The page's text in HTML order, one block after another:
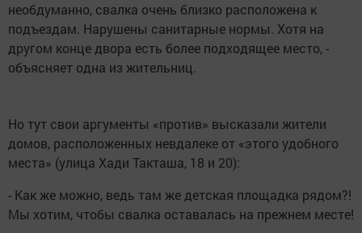
необдуманно, свалка очень близко расположена к
подъездам. Нарушены санитарные нормы. Хотя на
другом конце двора есть более подходящее место, -
объясняет одна из жительниц.
Но тут свои аргументы «против» высказали жители
домов, расположенных невдалеке от «этого удобного
места» (улица Хади Такташа, 18 и 20):
- Как же можно, ведь там же детская площадка рядом?!
Мы хотим, чтобы свалка оставалась на прежнем месте!